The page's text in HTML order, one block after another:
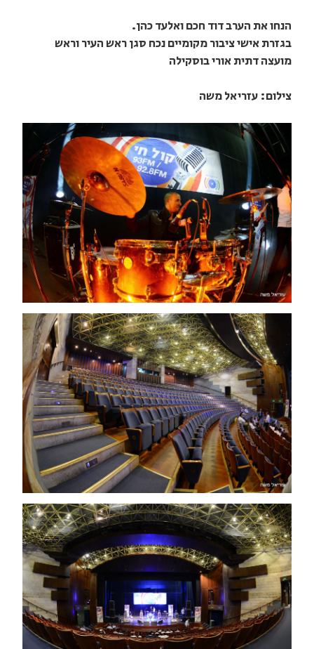
הנחו את הערב דוד חכם ואלעד כהן.
בגזרת אישי ציבור מקומיים נכח סגן ראש העיר וראש
מועצה דתית אורי בוסקילה
צילום: עזריאל משה